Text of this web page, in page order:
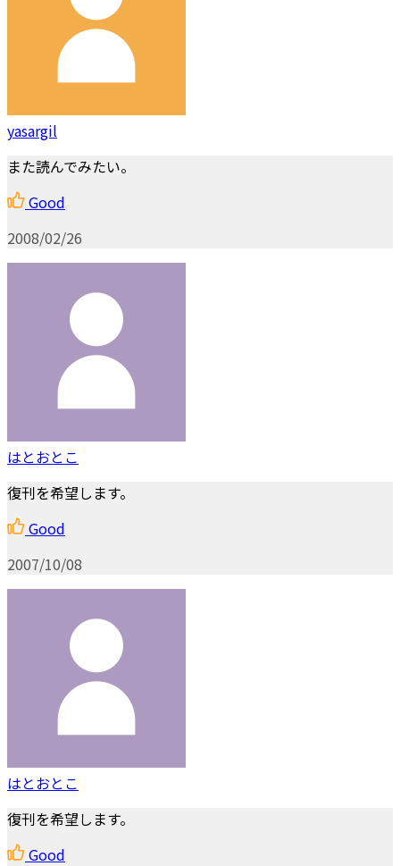
yasargil
また読んでみたい。
Good
2008/02/26
はとおとこ
復刊を希望します。
Good
2007/10/08
はとおとこ
復刊を希望します。
Good